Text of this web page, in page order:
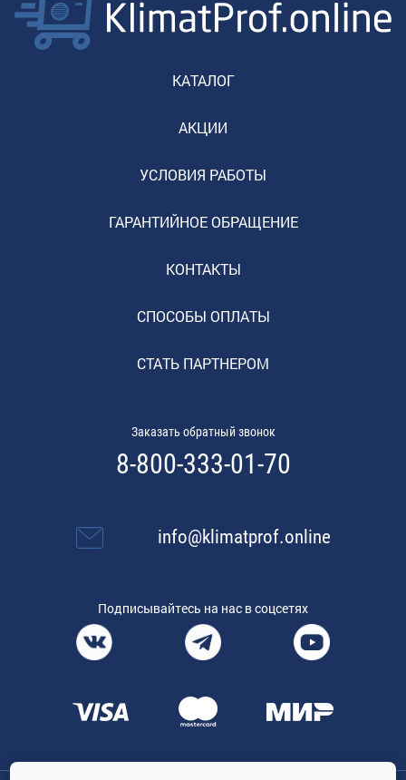
КАТАЛОГ
АКЦИИ
УСЛОВИЯ РАБОТЫ
ГАРАНТИЙНОЕ ОБРАЩЕНИЕ
КОНТАКТЫ
СПОСОБЫ ОПЛАТЫ
СТАТЬ ПАРТНЕРОМ
Заказать обратный звонок
8-800-333-01-70
info@klimatprof.online
Подписывайтесь на нас в соцсетях